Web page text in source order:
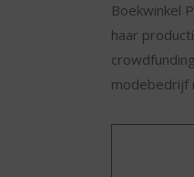
Boekwinkel
haar
modebedrijf